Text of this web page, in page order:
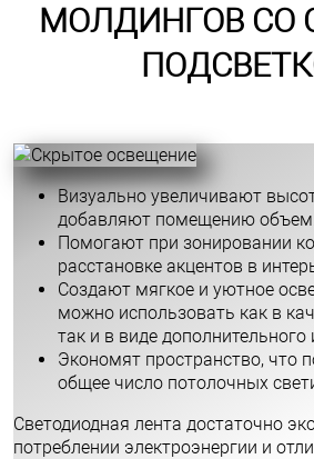
МОЛДИНГОВ СО
Визуально увеличивают
добавляют помещению
Помогают при зонировании
расстановке акцентов в
Создают мягкое и уютное
можно использовать как в
так и в виде дополнительного
Экономят пространство, что
общее число потолочных
Светодиодная лента достаточно
потреблении электроэнергии и